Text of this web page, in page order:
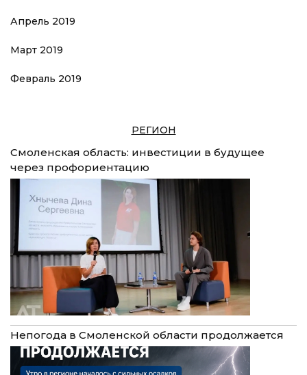
Апрель 2019
Март 2019
Февраль 2019
РЕГИОН
Смоленская область: инвестиции в будущее
через профориентацию
Непогода в Смоленской области продолжается